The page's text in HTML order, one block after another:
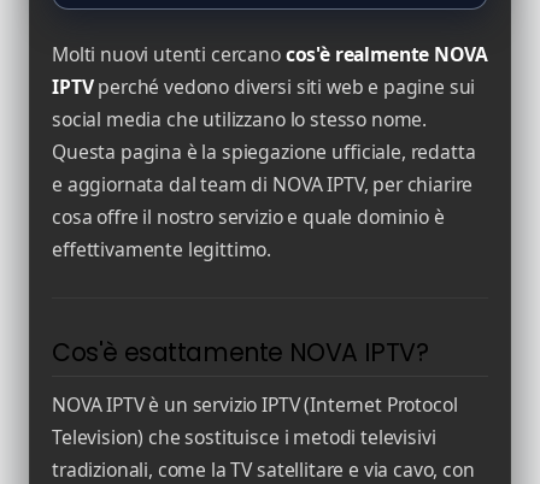
Molti nuovi utenti cercanocos'è realmente NOVA
IPTVperché vedono diversi siti web e pagine sui
social media che utilizzano lo stesso nome.
Questa pagina è la spiegazione ufficiale, redatta
e aggiornata dal team di NOVA IPTV, per chiarire
cosa offre il nostro servizio e quale dominio è
effettivamente legittimo.
Cos'è esattamente NOVA IPTV?
NOVA IPTV è un servizio IPTV (Internet Protocol
Television) che sostituisce i metodi televisivi
tradizionali, come la TV satellitare e via cavo, con